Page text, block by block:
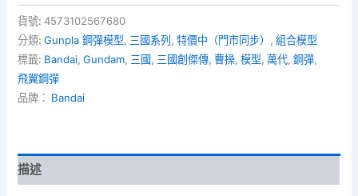
創
傑
傳
04
-
曹
鋼
彈
貨號:4573102567680
分類:Gunpla 鋼彈模型, 三國系列 ,特價中（門市同步） ,組合模型
標籤: Bandai,Gundam, 三國 , 三國創傑傳, 曹操,模型,萬代,鋼彈,
飛翼鋼彈
品牌： Bandai
描述